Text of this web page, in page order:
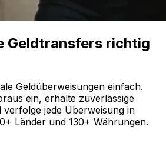
Geldtransfers richtig
Geldüberweisungen einfach.
ein, erhalte zuverlässige
jede Überweisung in
Länder und 130+ Währungen.